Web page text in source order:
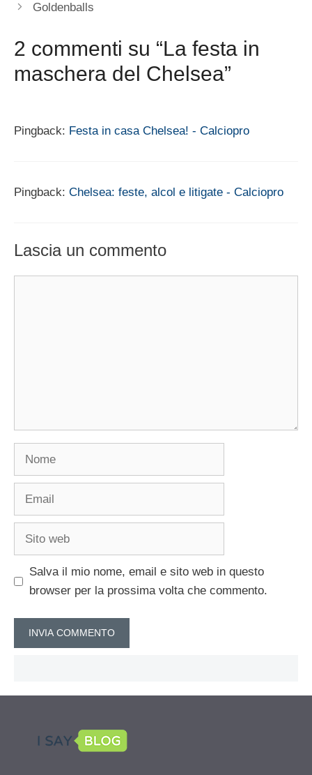
Goldenballs
2 commenti su “La festa in
maschera del Chelsea”
Pingback: Festa in casa Chelsea! - Calciopro
Pingback: Chelsea: feste, alcol e litigate - Calciopro
Lascia un commento
Nome
Email
Sito
Salva il mio nome, email e sito web in questo
browser per la prossima volta che commento.